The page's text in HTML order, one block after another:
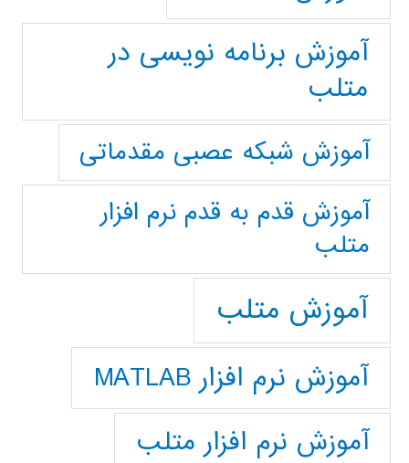
آموزش برنامه نویسی در
متلب
آموزش شبکه عصبی مقدماتی
آموزش قدم به قدم نرم افزار
متلب
آموزش متلب
آموزش نرم افزار MATLAB
آموزش نرم افزار متلب